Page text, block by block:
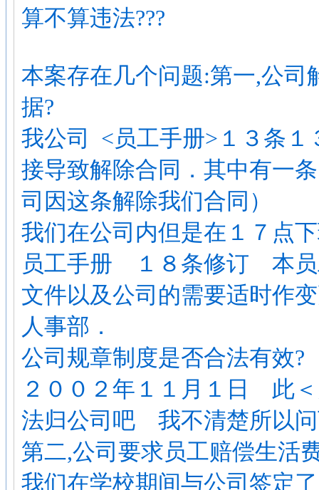
算不算违法???
本案存在几个问题:第一,公司
据?
我公司 <员工手册>１３条１
接导致解除合同．其中有一
司因这条解除我们合同）
我们在公司内但是在１７点
员工手册 １８条修订 本员
文件以及公司的需要适时作
人事部．
公司规章制度是否合法有效?
２００２年１１月１日 此
法归公司吧 我不清楚所以
第二,公司要求员工赔偿生活
我们在学校期间与公司签定